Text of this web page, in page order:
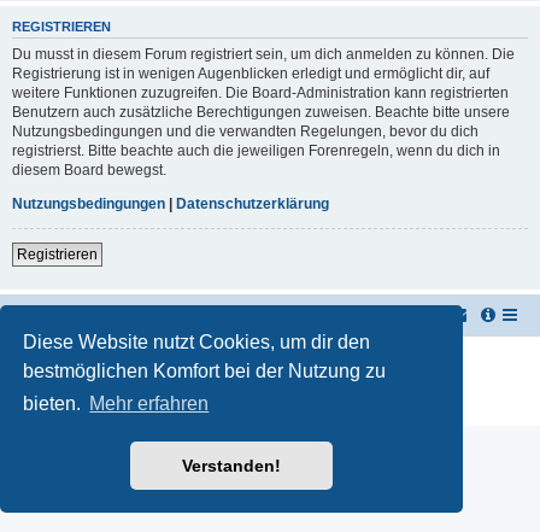
Diese Website nutzt Cookies, um dir den
bestmöglichen Komfort bei der Nutzung zu
bieten. Mehr erfahren
Verstanden!
REGISTRIEREN
Du musst in diesem Forum registriert sein, um dich anmelden zu können. Die
Registrierung ist in wenigen Augenblicken erledigt und ermöglicht dir, auf
weitere Funktionen zuzugreifen. Die Board-Administration kann registrierten
Benutzern auch zusätzliche Berechtigungen zuweisen. Beachte bitte unsere
Nutzungsbedingungen und die verwandten Regelungen, bevor du dich
registrierst. Bitte beachte auch die jeweiligen Forenregeln, wenn du dich in
diesem Board bewegst.
Nutzungsbedingungen
Datenschutzerklärung
Registrieren
Deutsche Übersetzung durchphpBB.de
Datenschutz